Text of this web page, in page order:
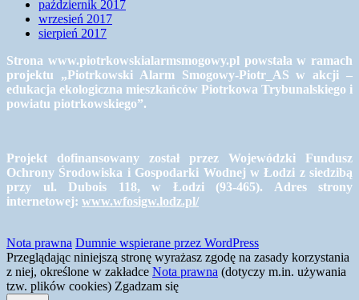
październik 2017
wrzesień 2017
sierpień 2017
Strona www.piotrkowskialarmsmogowy.pl powstała w ramach
projektu „Piotrkowski Alarm Smogowy-Piotr_AS w akcji –
edukacja ekologiczna mieszkańców Piotrkowa Trybunalskiego i
powiatu piotrkowskiego”.
Projekt dofinansowany został przez Wojewódzki Fundusz
Ochrony Środowiska i Gospodarki Wodnej w Łodzi z siedzibą
przy ul. Dubois 118, w Łodzi (93-465). Adres strony
internetowej: www.wfosigw.lodz.pl/
Nota prawna Dumnie wspierane przez WordPress
Przeglądając niniejszą stronę wyrażasz zgodę na zasady korzystania
z niej, określone w zakładce Nota prawna (dotyczy m.in. używania
tzw. plików cookies) Zgadzam się